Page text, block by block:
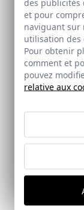
Doccia
Doccia
des publicités
et pour
naviguant sur
utilisation des
Pour obtenir
comment et
pouvez
relative aux